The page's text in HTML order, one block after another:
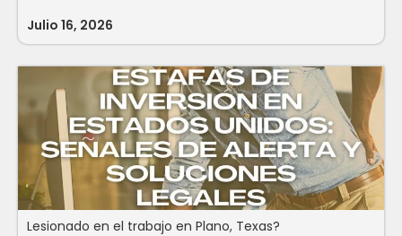
Julio 16, 2026
Lesionado en el trabajo en Plano, Texas?